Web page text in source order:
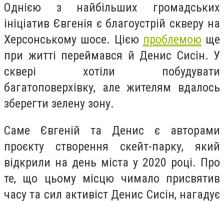
Однією з найбільших громадських
ініціатив Євгенія є благоустрій скверу на
Херсонському шосе. Цією проблемою ще
при житті переймався й Денис Сисін. У
сквері хотіли побудувати
багатоповерхівку, але жителям вдалось
зберегти зелену зону.
Саме Євгеній та Денис є авторами
проєкту створення скейт-парку, який
відкрили на день міста у 2020 році. Про
те, що цьому місцю чимало присвятив
часу та сил активіст Денис Сисін, нагадує